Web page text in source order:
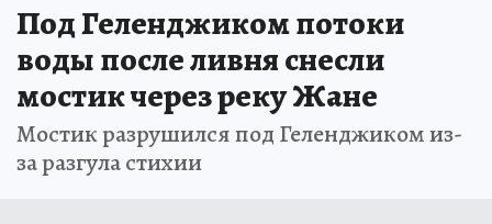
Под Геленджиком потоки
воды после ливня снесли
мостик через реку Жане
Мостик разрушился под Геленджиком из-
за разгула стихии